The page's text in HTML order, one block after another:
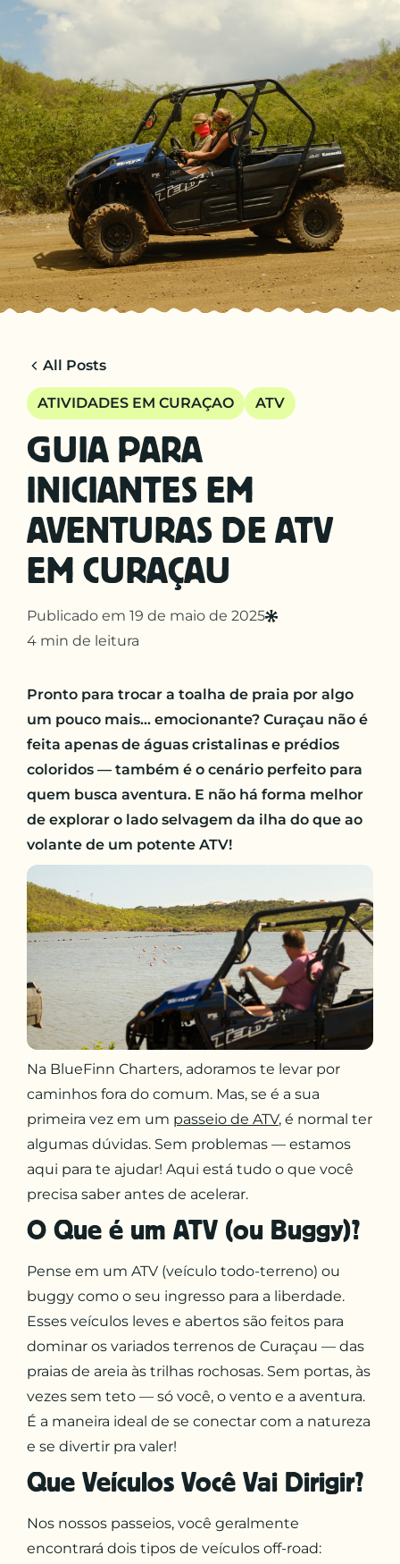
VIAGENS
CHARTER
ACERCA DE NOSOTROS
DICAS
CONTACTO
All Posts
ATIVIDADES EM CURAÇAO ATV
GUIA PARA
INICIANTES EM
AVENTURAS DE ATV
EM CURAÇAU
Publicado em 19 de maio de 2025
4 min de leitura
Pronto para trocar a toalha de praia por algo
um pouco mais… emocionante? Curaçau não é
feita apenas de águas cristalinas e prédios
coloridos — também é o cenário perfeito para
quem busca aventura. E não há forma melhor
de explorar o lado selvagem da ilha do que ao
volante de um potente ATV!
Na BlueFinn Charters, adoramos te levar por
caminhos fora do comum. Mas, se é a sua
primeira vez em um passeio de ATV, é normal ter
algumas dúvidas. Sem problemas — estamos
aqui para te ajudar! Aqui está tudo o que você
precisa saber antes de acelerar.
O Que é um ATV (ou Buggy)?
Pense em um ATV (veículo todo-terreno) ou
buggy como o seu ingresso para a liberdade.
Esses veículos leves e abertos são feitos para
dominar os variados terrenos de Curaçau — das
praias de areia às trilhas rochosas. Sem portas, às
vezes sem teto — só você, o vento e a aventura.
É a maneira ideal de se conectar com a natureza
e se divertir pra valer!
Que Veículos Você Vai Dirigir?
Nos nossos passeios, você geralmente
encontrará dois tipos de veículos off-road: